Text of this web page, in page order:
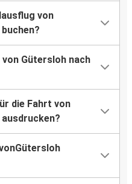
von
Gütersloh nach
die Fahrt von